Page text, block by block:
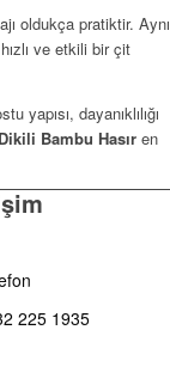
oldukça pratiktir. Aynı
ve etkili bir çit
dayanıklılığı
Dikili Bambu Hasır en
225 1935